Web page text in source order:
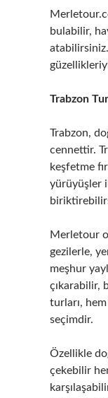
bulabilir,
atabilirsiniz.
Trabzon
Trabzon,
cennettir.
keşfetme
yürüyüşler
Merletour
gezilerle,
meşhur
çıkarabilir,
turları,
seçimdir.
Özellikle
çekebilir